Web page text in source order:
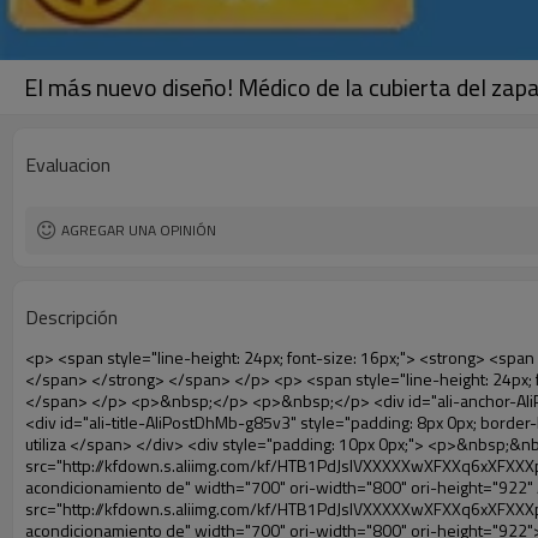
El más nuevo diseño! Médico de la cubierta del
Evaluacion
AGREGAR UNA OPINIÓN
Descripción
<p> <span style="line-height: 24px; font-size: 16px;"> <strong> <span style="line-height: 27px; font-family: Arial;"> <span style="line-height: 24px;"> Nombre del producto: automático máquina de la cubierta </span> </span> </strong> </span> </p> <p> <span style="line-height: 24px; font-size: 16px;"> <strong> </strong> <strong> <span style="line-height: 24px; font-family: Arial;"> Modelo no.: XT-46B (ii) </span> </strong> </span> </p> <p>&nbsp;</p> <p>&nbsp;</p> <div id="ali-anchor-AliPostDhMb-g85v3" style="padding-top: 8px; background-color: #f5f5f5;" data-section="AliPostDhMb-g85v3" data-section-title="Product Uses"> <div id="ali-title-AliPostDhMb-g85v3" style="padding: 8px 0px; border-bottom-style: solid;"> <span style="background-color: #ddd; color: #333; font-weight: bold; padding: 8px 10px; line-height: 12px;"> Producto utiliza </span> </div> <div style="padding: 10px 0px;"> <p>&nbsp;&nbsp;<img src="http://i03.i.aliimg.com/simg/single/icon/placeholder_100x100.png" data-src="http://kfdown.s.aliimg.com/kf/HTB1PdJsIVXXXXXwXFXXq6xXFXXXp/200852200/HTB1PdJsIVXXXXXwXFXXq6xXFXXXp.jpg" data-alt="El más nuevo diseño! Médico de la cubierta del zapato máquina de acondicionamiento de" width="700" ori-width="800" ori-height="922" /> <noscript><img src="http://kfdown.s.aliimg.com/kf/HTB1PdJsIVXXXXXwXFXXq6xXFXXXp/200852200/HTB1PdJsIVXXXXXwXFXXq6xXFXXXp.jpg" alt="El más nuevo diseño! Médico de la cubierta del zapato máquina de acondicionamiento de" width="700" ori-width="800" ori-height="922"></noscript> </p> <p>&nbsp;</p> <p><img src="http://i03.i.aliimg.com/simg/single/icon/placeholder_100x100.png" data-src="http://kfdown.s.aliimg.com/kf/HTB1dGKSHVXXXXX5XXXXq6xXFXXXf/200852200/HTB1dGKSHVXXXXX5XXXXq6xXFXXXf.jpg" width="700" /> <noscript><img src="http://kfdown.s.aliimg.com/kf/HTB1dGKSHVXXXXX5XXXXq6xXFXXXf/200852200/HTB1dGKSHVXXXXX5XXXXq6xXFXXXf.jpg" width="700"></noscript> </p> </div> </div> <div id="ali-anchor-AliPostDhMb-ur9dh" style="padding-top: 8px;" data-section="AliPostDhMb-ur9dh" data-section-title="Product Description"> <div id="ali-title-AliPostDhMb-ur9dh" style="padding: 8px 0px; border-bottom-style: solid;"> <span style="background-color: #ddd; color: #333; font-weight: bold; padding: 8px 10px; line-height: 12px;"> Descripción del producto </span> </div> <div style="padding: 10px 0px;"><p>&nbsp;<img src="http://i03.i.aliimg.com/simg/single/icon/placeholder_100x100.png" data-src="http://kfdown.s.aliimg.com/kf/HTB1QRdpIVXXXXbbXVXXq6xXFXXXM/200852200/HTB1QRdpIVXXXXbbXVXXq6xXFXXXM.jpg" data-alt="El más nuevo diseño! Médico de la cubierta del zapato máquina de acondicionamiento de" width="700" ori-width="700" ori-height="967" /> <noscript><img src="http://kfdown.s.aliimg.com/kf/HTB1QRdpIVXXXXbbXVXXq6xXFXXXM/200852200/HTB1QRdpIVXXXXbbXVXXq6xXFXXXM.jpg" alt="El más nuevo diseño! Médico de la cubierta del zapato máquina de acondicionamiento de" width="700" ori-width="700" ori-height="967"></noscript> </p></div> </div> <p>&nbsp;</p> <p>&nbsp;</p> <p><img src="http://i03.i.aliimg.com/simg/